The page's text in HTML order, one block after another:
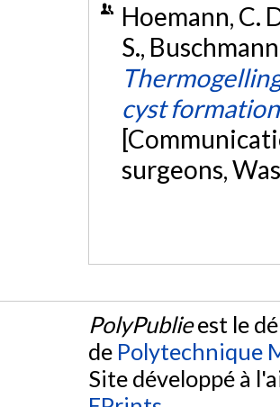
Hoemann, C.
S.,
cyst
surgeons,
PolyPublieest le
de Polytechnique
Site développé à